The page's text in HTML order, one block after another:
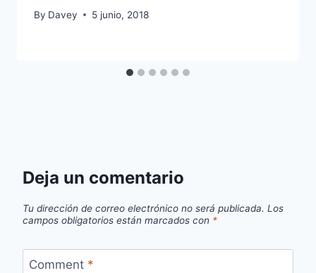
By Davey 5 junio, 2018
Deja un comentario
Tu dirección de correo electrónico no será publicada. Los
campos obligatorios están marcados con *
Comment *